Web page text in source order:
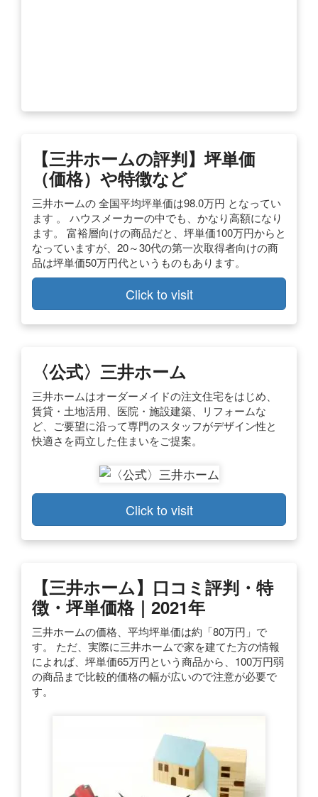
【三井ホームの評判】坪単価
（価格）や特徴など
三井ホームの 全国平均坪単価は98.0万円 となってい
ます 。 ハウスメーカーの中でも、かなり高額になり
ます。 富裕層向けの商品だと、坪単価100万円からと
なっていますが、20～30代の第一次取得者向けの商
品は坪単価50万円代というものもあります。
Click to visit
〈公式〉三井ホーム
三井ホームはオーダーメイドの注文住宅をはじめ、
賃貸・土地活用、医院・施設建築、リフォームな
ど、ご要望に沿って専門のスタッフがデザイン性と
快適さを両立した住まいをご提案。
Click to visit
【三井ホーム】口コミ評判・特
徴・坪単価格｜2021年
三井ホームの価格、平均坪単価は約「80万円」で
す。 ただ、実際に三井ホームで家を建てた方の情報
によれば、坪単価65万円という商品から、100万円弱
の商品まで比較的価格の幅が広いので注意が必要で
す。